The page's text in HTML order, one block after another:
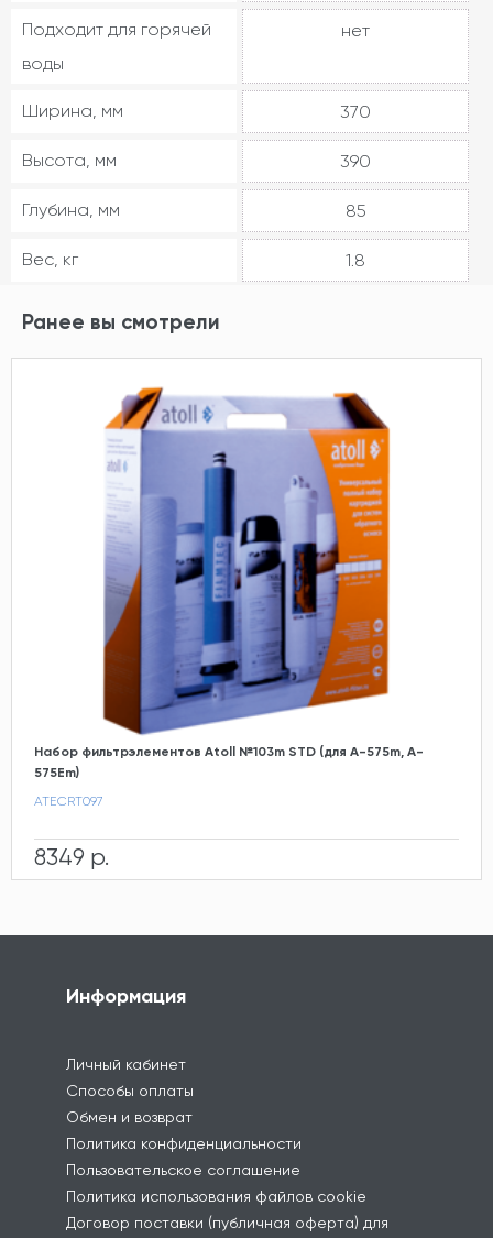
Подходит для горячей
воды
нет
Ширина, мм 370
Высота, мм 390
Глубина, мм 85
Вес, кг 1.8
Ранее вы смотрели
Набор фильтрэлементов Atoll №103m STD (для A-575m, A-
575Em)
ATECRT097
8349 р.
Информация
Личный кабинет
Способы оплаты
Обмен и возврат
Политика конфиденциальности
Пользовательское соглашение
Политика использования файлов cookie
Договор поставки (публичная оферта) для